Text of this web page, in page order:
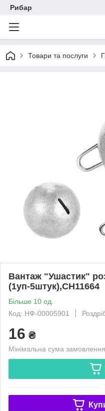
Рибар
Товари та послуги
Вантаж "Ушастик"
(1уп-5штук),CH11664
Більше 10 од.
Код: НФ-00005901
16 ₴
Мінімальна сума